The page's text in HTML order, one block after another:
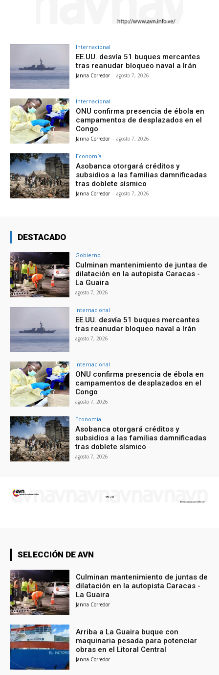
Internacional
EE.UU. desvía 51 buques mercantes
tras reanudar bloqueo naval a Irán
Janna Corredor - agosto 7, 2026
Internacional
ONU confirma presencia de ébola en
campamentos de desplazados en el
Congo
Janna Corredor - agosto 7, 2026
Economía
Asobanca otorgará créditos y
subsidios a las familias damnificadas
tras doblete sísmico
Janna Corredor - agosto 7, 2026
DESTACADO
Gobierno
Culminan mantenimiento de juntas de
dilatación en la autopista Caracas -
La Guaira
agosto 7, 2026
Internacional
EE.UU. desvía 51 buques mercantes
tras reanudar bloqueo naval a Irán
agosto 7, 2026
Internacional
ONU confirma presencia de ébola en
campamentos de desplazados en el
Congo
agosto 7, 2026
Economía
Asobanca otorgará créditos y
subsidios a las familias damnificadas
tras doblete sísmico
agosto 7, 2026
SELECCIÓN DE AVN
Culminan mantenimiento de juntas de
dilatación en la autopista Caracas -
La Guaira
Janna Corredor
Arriba a La Guaira buque con
maquinaria pesada para potenciar
obras en el Litoral Central
Janna Corredor